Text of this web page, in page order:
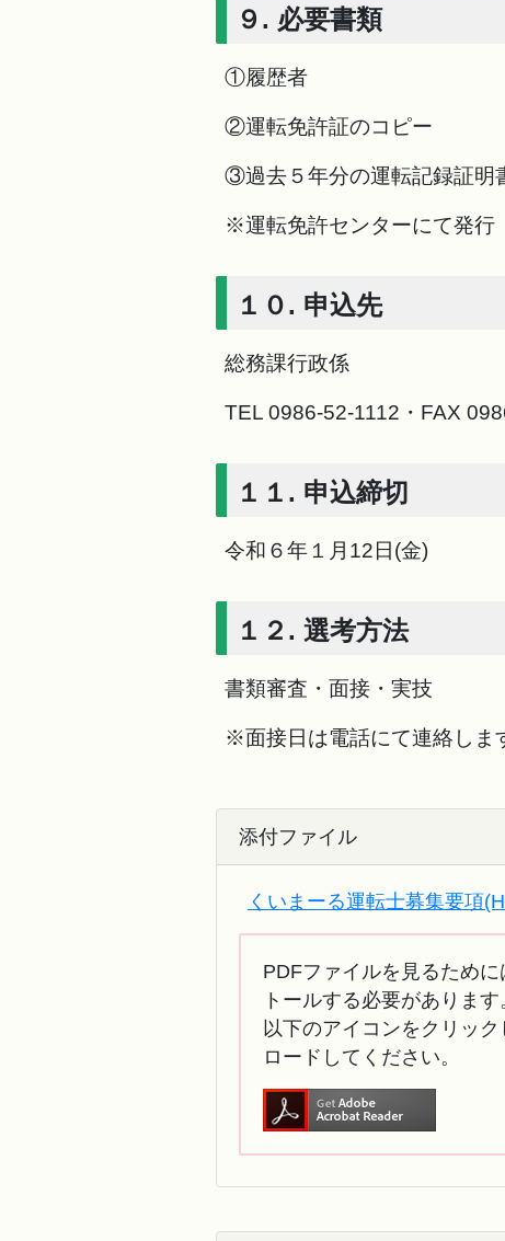
９. 必要書類
①履歴者
②運転免許証のコピー
③過去５年分の運転記録証明
※運転免許センターにて発行
１０. 申込先
総務課行政係
TEL 0986-52-1112 ・FAX
１１. 申込締切
令和６年１月12日(金)
１２. 選考方法
書類審査・面接・実技
※面接日は電話にて連絡しま
添付ファイル
くいまーる運転士募集要項
PDFファイルを見るため
トールする必要があります
以下のアイコンをクリッ
ロードしてください。